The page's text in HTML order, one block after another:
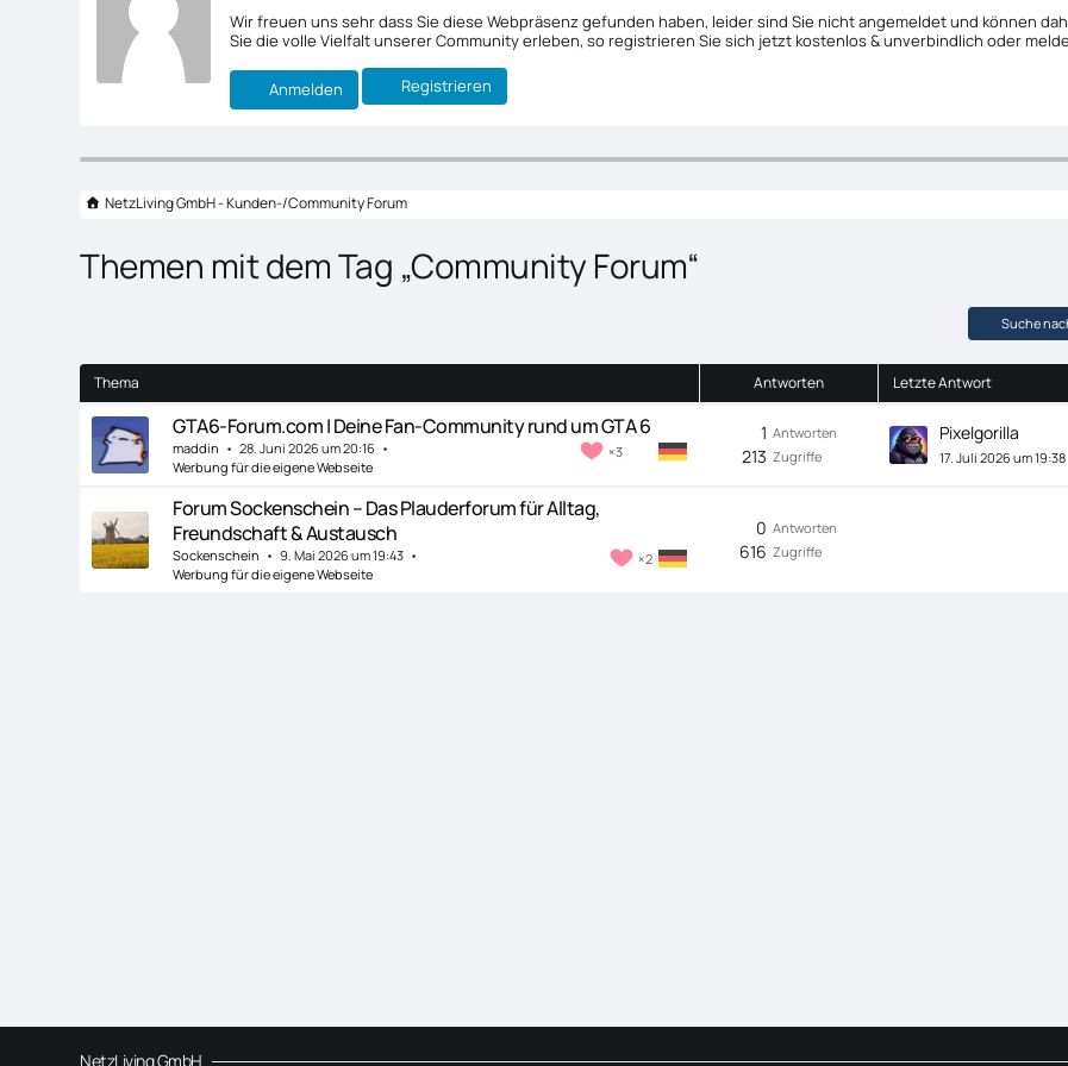
Wir freuen uns sehr dass Sie diese Webpräsenz gefunden haben, leider sind Sie nicht angemeldet und können
Sie die volle Vielfalt unserer Community erleben, so registrieren Sie sich jetzt kostenlos & unverbindlich oder
Anmelden Registrieren
NetzLiving GmbH - Kunden-/Community Forum
Themen mit dem Tag „Community Forum“
Suche
Thema Antworten Letzte Antwort
GTA6-Forum.com | Deine Fan-Community rund um GTA 6
3
maddin
28. Juni 2026 um 20:16
Werbung für die eigene Webseite
Antworten
1
Zugriffe
213
Pixelgorilla
17. Juli 2026 um 19:38
Forum Sockenschein – Das Plauderforum für Alltag,
Freundschaft & Austausch
2
Sockenschein
9. Mai 2026 um 19:43
Werbung für die eigene Webseite
Antworten
0
Zugriffe
616
NetzLiving GmbH